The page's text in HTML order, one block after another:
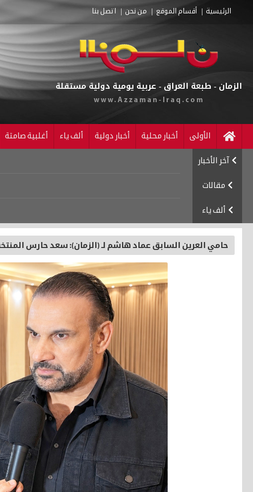
الرئيسية أقسام الموقع من نحن اتصل بنا
الزمان - طبعة العراق - عربية يومية دولية مستقلة
www.Azzaman-Iraq.com
الأولى أخبار محلية أخبار دولية ألف ياء أغلبية صامتة
آخر الأخبار
مقالات
ألف ياء
حامي العرين السابق عماد هاشم لـ (الزمان): سعد حارس المنتخب